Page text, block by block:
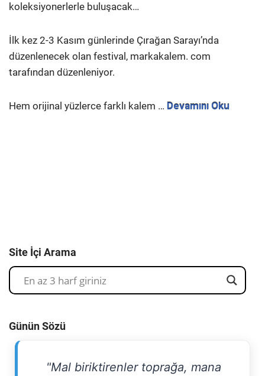
koleksiyonerlerle buluşacak…
İlk kez 2-3 Kasım günlerinde Çırağan Sarayı’nda
düzenlenecek olan festival, markakalem. com
tarafından düzenleniyor.
Hem orijinal yüzlerce farklı kalem … Devamını Oku
Site İçi Arama
Günün Sözü
"Mal biriktirenler toprağa, mana